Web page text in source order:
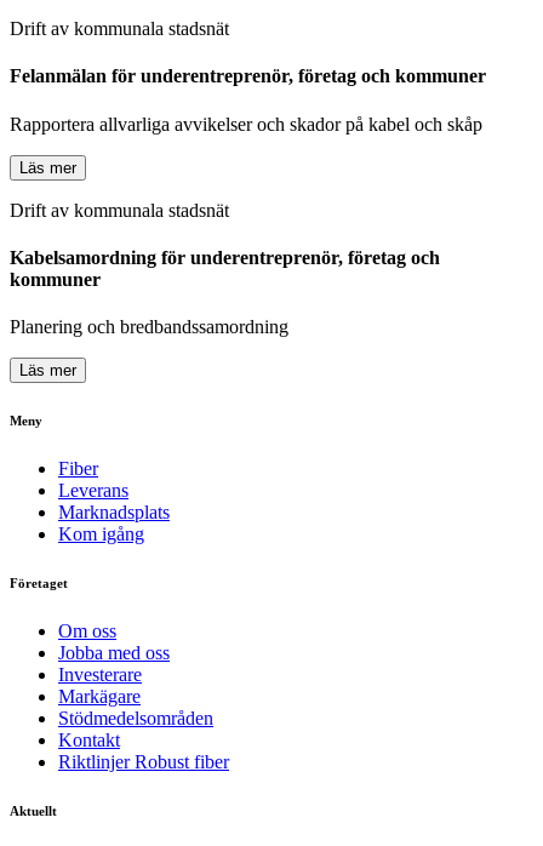
Drift av kommunala stadsnät
Felanmälan för underentreprenör, företag och kommuner
Rapportera allvarliga avvikelser och skador på kabel och skåp
Läs mer
Drift av kommunala stadsnät
Kabelsamordning för underentreprenör, företag och
kommuner
Planering och bredbandssamordning
Läs mer
Meny
Fiber
Leverans
Marknadsplats
Kom igång
Företaget
Om oss
Jobba med oss
Investerare
Markägare
Stödmedelsområden
Kontakt
Riktlinjer Robust fiber
Aktuellt